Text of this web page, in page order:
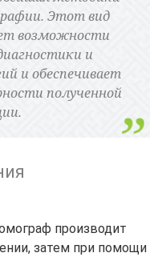
Этот вид
возможности
и
и обеспечивает
полученной
производит
затем при помощи